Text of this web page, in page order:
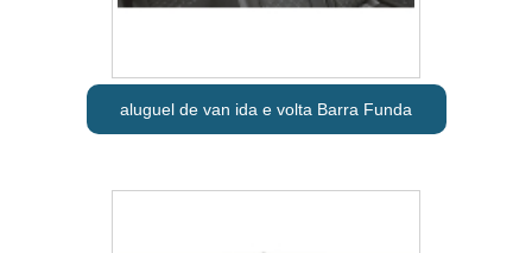
aluguel de van ida e volta Barra Funda